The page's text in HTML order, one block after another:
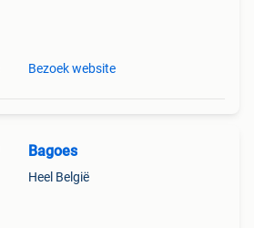
Bezoek website
Bagoes
Heel België